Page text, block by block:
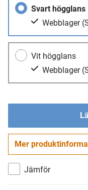
Svart högglans
Webblager
Vit högglans
Webblager
Mer
Jämför